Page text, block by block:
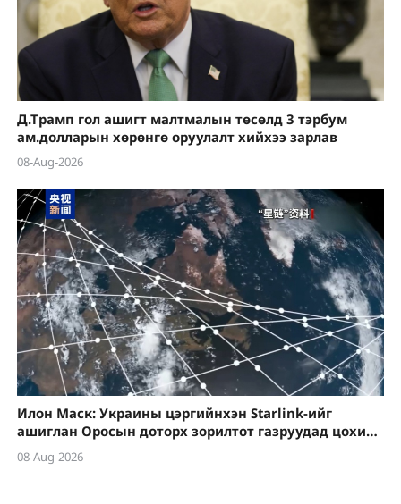
Д.Трамп гол ашигт малтмалын төсөлд 3 тэрбум
ам.долларын хөрөнгө оруулалт хийхээ зарлав
08-Aug-2026
Илон Маск: Украины цэргийнхэн Starlink-ийг
ашиглан Оросын доторх зорилтот газруудад цохилт
өгөхийг зөвшөөрөхгүй
08-Aug-2026